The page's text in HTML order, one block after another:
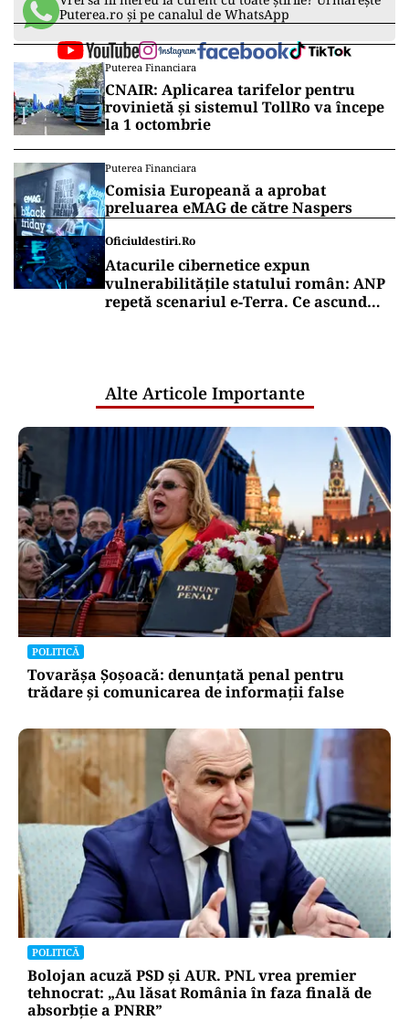
Puterea.ro și pe canalul de WhatsApp
Puterea Financiara
CNAIR: Aplicarea tarifelor pentru
rovinietă și sistemul TollRo va începe
la 1 octombrie
Puterea Financiara
Comisia Europeană a aprobat
preluarea eMAG de către Naspers
Oficiuldestiri.ro
Atacurile cibernetice expun
vulnerabilitățile statului român: ANP
repetă scenariul e‑Terra. Ce ascund
Alte Articole Importante
POLITICĂ
Tovarășa Șoșoacă: denunțată penal pentru
trădare și comunicarea de informații false
POLITICĂ
Bolojan acuză PSD și AUR. PNL vrea premier
tehnocrat: „Au lăsat România în faza finală de
absorbţie a PNRR”